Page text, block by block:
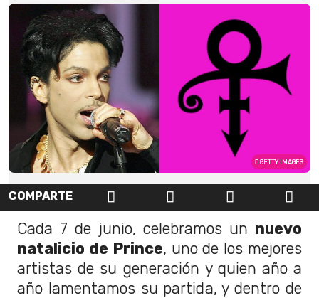
GETTY IMAGES
COMPARTE
Cada 7 de junio, celebramos un nuevo
natalicio de Prince, uno de los mejores
artistas de su generación y quien año a
año lamentamos su partida, y dentro de